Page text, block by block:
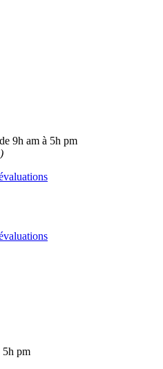
9h am à 5h pm
5h pm